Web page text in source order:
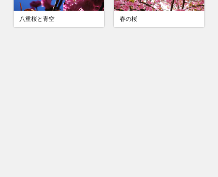
八重桜と青空 春の桜